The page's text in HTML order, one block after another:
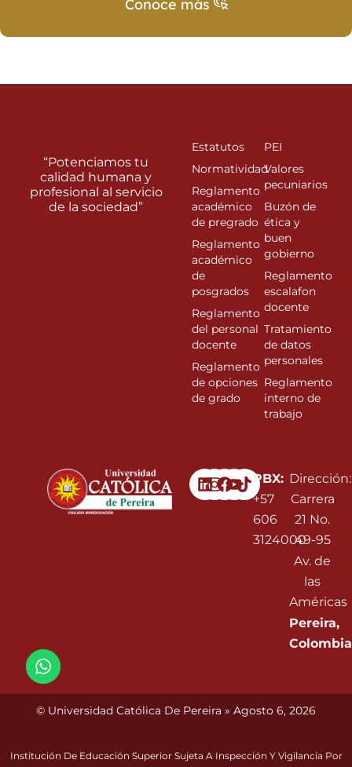
Conoce más
Linkedin
Instagram
Facebook
Youtube
PBX:
+57
606
3124000
Dirección:
Carrera
21 No.
49-95
Av. de
las
Américas
Pereira,
Colombia
“Potenciamos tu
calidad humana y
profesional al servicio
de la sociedad”
Estatutos
Normatividad
Reglamento
académico
de pregrado
Reglamento
académico
de
posgrados
Reglamento
del personal
docente
Reglamento
de opciones
de grado
PEI
Valores
pecuniarios
Buzón de
ética y
buen
gobierno
Reglamento
escalafon
docente
Tratamiento
de datos
personales
Reglamento
interno de
trabajo
© Universidad Católica De Pereira » Agosto 6, 2026
Institución De Educación Superior Sujeta A Inspección Y Vigilancia Por